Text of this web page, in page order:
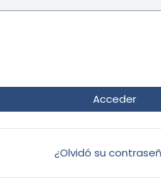
Acceder
¿Olvidó su